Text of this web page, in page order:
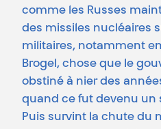
comme les Russes
des missiles nucléaires
militaires, notamment
Brogel, chose que le
obstiné à nier des
quand ce fut devenu un
Puis survint la chute du